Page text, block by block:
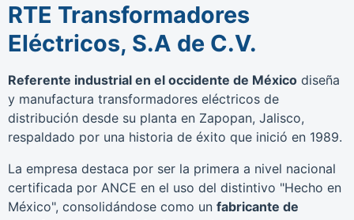
RTE Transformadores
Eléctricos, S.A de C.V.
Referente industrial en el occidente de México diseña
y manufactura transformadores eléctricos de
distribución desde su planta en Zapopan, Jalisco,
respaldado por una historia de éxito que inició en 1989.
La empresa destaca por ser la primera a nivel nacional
certificada por ANCE en el uso del distintivo "Hecho en
México", consolidándose como un fabricante de